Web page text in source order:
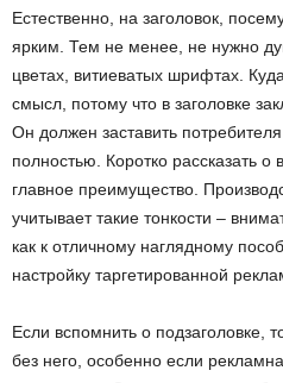
Естественно, на заголовок,
ярким. Тем не менее, не нужно
цветах, витиеватых шрифтах.
смысл, потому что в заголовке
Он должен заставить
полностью. Коротко рассказать
главное преимущество.
учитывает такие тонкости –
как к отличному наглядному
настройку таргетированной
Если вспомнить о подзаголовке,
без него, особенно если